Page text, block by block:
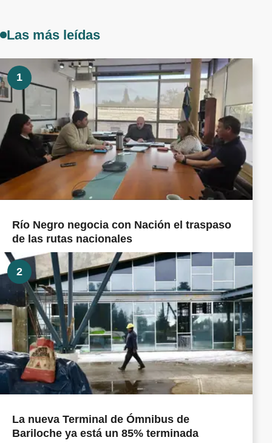
Las más leídas
1
Río Negro negocia con Nación el traspaso
de las rutas nacionales
2
La nueva Terminal de Ómnibus de
Bariloche ya está un 85% terminada